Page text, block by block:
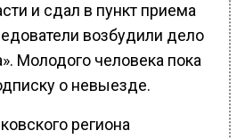
и сдал в пункт приема
возбудили дело
Молодого человека пока
о невыезде.
региона